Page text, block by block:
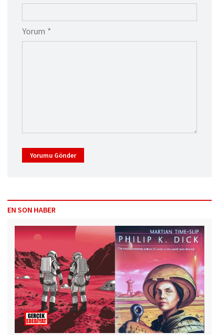
Yorum *
Yorumu Gönder
EN SON HABER